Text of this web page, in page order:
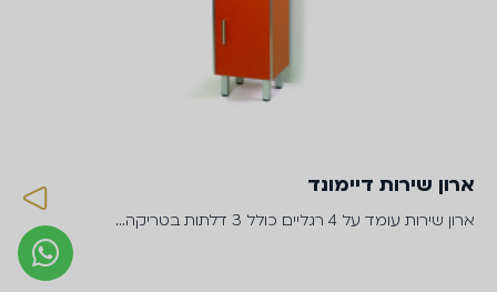
ארון שירות דיימונד
ארון שירות עומד על 4 רגליים כולל 3 דלתות בטריקה…